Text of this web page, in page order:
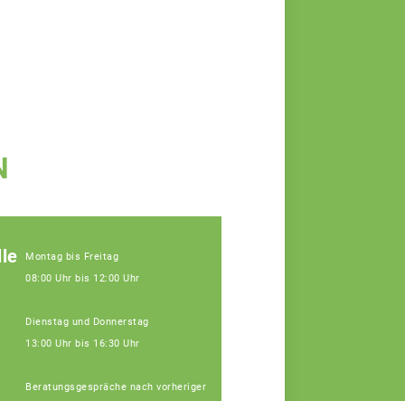
Montag bis Freitag
08:00 Uhr bis 12:00 Uhr
Dienstag und Donnerstag
13:00 Uhr bis 16:30 Uhr
Beratungsgespräche nach vorheriger